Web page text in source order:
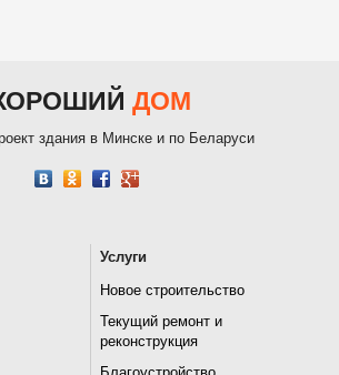
ДОМ
здания в Минске и по Беларуси
Услуги
Новое строительство
Текущий ремонт и
реконструкция